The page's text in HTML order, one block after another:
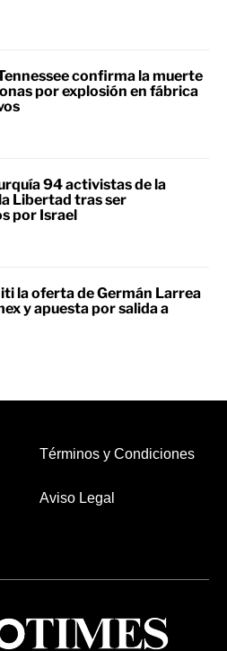
confirma la muerte
por explosión en fábrica
94 activistas de la
Libertad tras ser
por Israel
la oferta de Germán Larrea
y apuesta por salida a
Términos y Condiciones
Aviso Legal